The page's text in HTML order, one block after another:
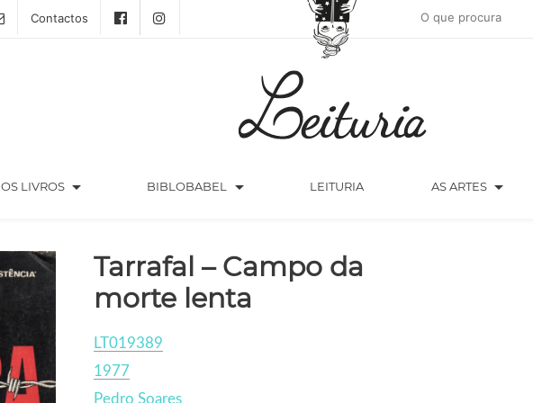
Contactos
OS LIVROS arrow_drop_down BIBLOBABEL arrow_drop_down LEITURIA AS ARTES arrow_drop_down
Tarrafal – Campo da
morte lenta
LT019389
1977
Pedro Soares